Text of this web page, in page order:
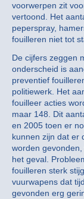
voorwerpen zit
vertoond. Het
peperspray,
fouilleren niet tot
De cijfers zeggen
onderscheid is
preventief
politiewerk. Het
fouilleer acties
maar 148. Dit
en 2005 toen er
kunnen zijn dat er
worden
het geval.
fouilleren sterk
vuurwapens dat
gevonden erg